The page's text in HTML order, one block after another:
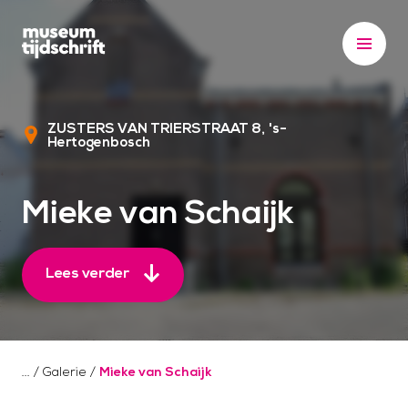
o
o
e
n
t
ZUSTERS VAN TRIERSTRAAT 8 's-
Hertogenbosch
Mieke van Schaijk
Lees verder
/ Galerie / Mieke van Schaijk